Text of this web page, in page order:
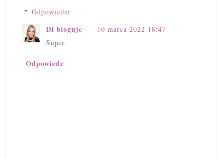
Odpowiedzi
Di bloguje
10 marca 2022 18:47
Super.
Odpowiedz